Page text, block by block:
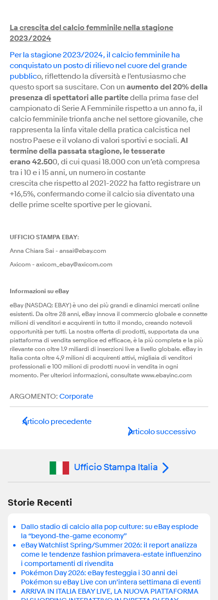
La crescita del calcio femminile nella stagione
2023/2024
Per la stagione 2023/2024, il calcio femminile ha
conquistato un posto di rilievo nel cuore del grande
pubblico, riflettendo la diversità e l'entusiasmo che
questo sport sa suscitare. Con un aumento del 20% della
presenza di spettatori alle partitedella prima fase del
campionato di Serie A Femminile rispetto a un anno fa, il
calcio femminile trionfa anche nel settore giovanile, che
rappresenta la linfa vitale della pratica calcistica nel
nostro Paese e il volano di valori sportivi e sociali. Al
termine della passata stagione, le tesserate
erano 42.500, di cui quasi 18.000 con un’età compresa
tra i 10 e i 15 anni, un numero in costante
crescita che rispetto al 2021-2022 ha fatto registrare un
+16,5%, confermando come il calcio sia diventato una
delle prime scelte sportive per le giovani.
UFFICIO STAMPA EBAY:
Anna Chiara Sai - ansai@ebay.com
Axicom - axicom_ebay@axicom.com
Informazioni su eBay
eBay (NASDAQ: EBAY) è uno dei più grandi e dinamici mercati online
esistenti. Da oltre 28 anni, eBay innova il commercio globale e connette
milioni di venditori e acquirenti in tutto il mondo, creando notevoli
opportunità per tutti. La nostra offerta di prodotti, supportata da una
piattaforma di vendita semplice ed efficace, è la più completa e la più
rilevante con oltre 1.9 miliardi di inserzioni live a livello globale. eBay in
Italia conta oltre 4,9 milioni di acquirenti attivi, migliaia di venditori
professionali e 100 milioni di prodotti nuovi in vendita in ogni
momento. Per ulteriori informazioni, consultate www.ebayinc.com
ARGOMENTO: Corporate
Articolo precedente
Articolo successivo
Ufficio Stampa Italia
Storie Recenti
Dallo stadio di calcio alla pop culture: su eBay esplode
la “beyond-the-game economy”
eBay Watchlist Spring/Summer 2026: il report analizza
come le tendenze fashion primavera-estate influenzino
i comportamenti di rivendita
Pokémon Day 2026: eBay festeggia i 30 anni dei
Pokémon su eBay Live con un’intera settimana di eventi
ARRIVA IN ITALIA EBAY LIVE, LA NUOVA PIATTAFORMA